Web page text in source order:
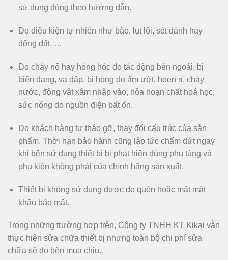
sử dụng đúng theo hướng dẫn.
Do điều kiện tự nhiên như bão, lụt lội, sét đánh hay
động đất, …
Do cháy nổ hay hỏng hóc do tác động bên ngoài, bị
biến dạng, va đập, bị hỏng do ẩm ướt, hoen rỉ, chảy
nước, động vật xâm nhập vào, hỏa hoạn chất hoá học,
sức nóng do nguồn điện bất ổn.
Do khách hàng tự tháo gỡ, thay đổi cấu trúc của sản
phẩm. Thời hạn bảo hành cũng lập tức chấm dứt ngay
khi bên sử dụng thiết bị bị phát hiện dùng phụ tùng và
phụ kiện không phải của chính hãng sản xuất.
Thiết bị không sử dụng được do quên hoặc mất mật
khẩu bảo mật.
Trong những trường hợp trên, Công ty TNHH KT Kikai vẫn
thực hiện sửa chữa thiết bị nhưng toàn bộ chi phí sửa
chữa sẽ do bên mua chịu.